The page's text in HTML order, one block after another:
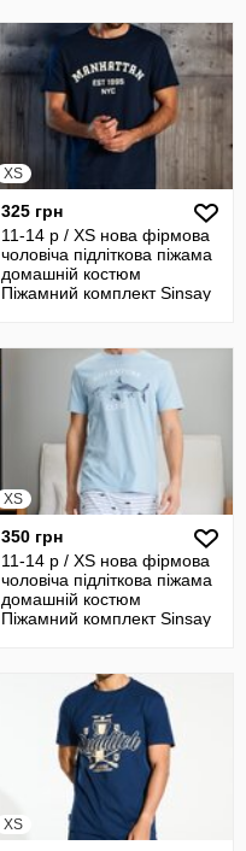
XS
325 грн
11-14 р / XS нова фірмова
чоловіча підліткова піжама
домашній костюм
Піжамний комплект Sinsay
XS
350 грн
11-14 р / XS нова фірмова
чоловіча підліткова піжама
домашній костюм
Піжамний комплект Sinsay
XS